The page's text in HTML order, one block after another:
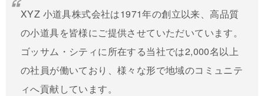
XYZ 小道具株式会社は1971年の創立以来、高品質
の小道具を皆様にご提供させていただいています。
ゴッサム・シティに所在する当社では2,000名以上
の社員が働いており、様々な形で地域のコミュニテ
ィへ貢献しています。